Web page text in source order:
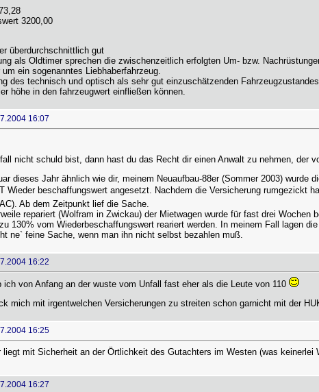
3200,00
überdurchschnittlich gut
als Oldtimer sprechen die zwischenzeitlich erfolgten Um- bzw.
ein sogenanntes Liebhaberfahrzeug.
des technisch und optisch als sehr gut einzuschätzenden
höhe in den fahrzeugwert einfließen können.
16:07
nicht schuld bist, dann hast du das Recht dir einen Anwalt zu nehmen, der
dieses Jahr ähnlich wie dir, meinem Neuaufbau-88er (Sommer 2003) wurde
Wieder beschaffungswert angesetzt. Nachdem die Versicherung rumgezickt
Ab dem Zeitpunkt lief die Sache.
repariert (Wolfram in Zwickau) der Mietwagen wurde für fast drei
130% vom Wiederbeschaffungswert reariert werden. In meinem Fall lagen
ne` feine Sache, wenn man ihn nicht selbst bezahlen muß.
16:22
von Anfang an der wuste vom Unfall fast eher als die Leute von 110
mich mit irgentwelchen Versicherungen zu streiten schon garnicht mit der
16:25
liegt mit Sicherheit an der Örtlichkeit des Gutachters im Westen (was
16:27